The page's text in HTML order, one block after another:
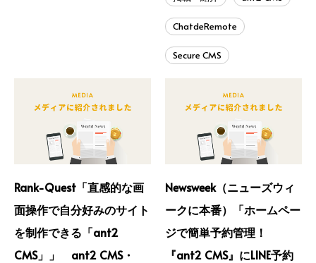
ChatdeRemote
Secure CMS
Rank-Quest「直感的な画
面操作で自分好みのサイト
を制作できる「ant2
CMS」」 ant2 CMS・
Newsweek（ニューズウィ
ークに本番）「ホームペー
ジで簡単予約管理！
『ant2 CMS』にLINE予約